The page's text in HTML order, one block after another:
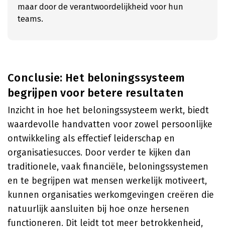
maar door de verantwoordelijkheid voor hun
teams.
Conclusie: Het beloningssysteem
begrijpen voor betere resultaten
Inzicht in hoe het beloningssysteem werkt, biedt
waardevolle handvatten voor zowel persoonlijke
ontwikkeling als effectief leiderschap en
organisatiesucces. Door verder te kijken dan
traditionele, vaak financiële, beloningssystemen
en te begrijpen wat mensen werkelijk motiveert,
kunnen organisaties werkomgevingen creëren die
natuurlijk aansluiten bij hoe onze hersenen
functioneren. Dit leidt tot meer betrokkenheid,